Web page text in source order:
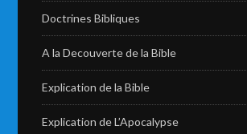
Doctrines Bibliques
A la Decouverte de la Bible
Explication de la Bible
Explication de L’Apocalypse